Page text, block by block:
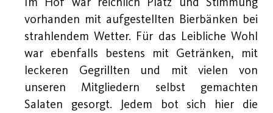
vorhanden mit aufgestellten Bierbänken bei
strahlendem Wetter. Für das Leibliche Wohl
war ebenfalls bestens mit Getränken, mit
leckeren Gegrillten und mit vielen von
unseren Mitgliedern selbst gemachten
Salaten gesorgt. Jedem bot sich hier die